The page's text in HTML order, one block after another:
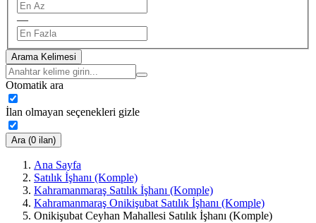
—
Arama Kelimesi
Otomatik ara
İlan olmayan seçenekleri gizle
Ara (0 ilan)
Ana Sayfa
Satılık İşhanı (Komple)
Kahramanmaraş Satılık İşhanı (Komple)
Kahramanmaraş Onikişubat Satılık İşhanı (Komple)
Onikişubat Ceyhan Mahallesi Satılık İşhanı (Komple)